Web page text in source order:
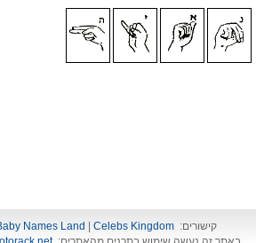
קישורים: Names Land
Celebs Kingdom